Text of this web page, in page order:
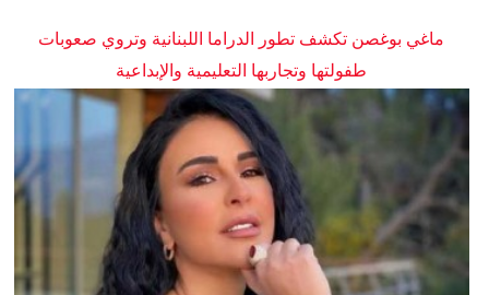
ماغي بوغصن تكشف تطور الدراما اللبنانية وتروي صعوبات
طفولتها وتجاربها التعليمية والإبداعية